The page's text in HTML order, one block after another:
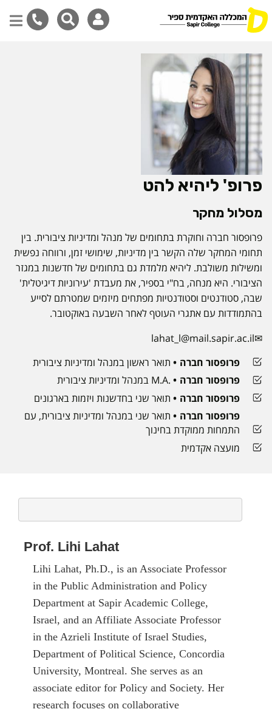
פרופ' ליהיא להט
מסלול מחקר
פרופסור חברה וחוקרת בתחומים של מנהל ומדיניות ציבורית. בין
תחומי המחקר שלה הקשר בין מדיניות, שימושי זמן, ורווחה נפשית
ומשילות משולבת. ליהיא מלמדת גם בתחומים של חדשנות במגזר
הציבורי. היא מנחה, בח"י בספיר, את מעבדת 'עירוניות דיגיטלית'
שבה, סטודנטים וסטודנטיות מפתחים מיזמים שמטרתם לסייע
בהתמודדות עם אתגרי העוטף לאחר השבעה באוקטובר.
lahat_l@mail.sapir.ac.il
פרופסור חברה
תואר ראשון במנהל ומדיניות ציבורית
פרופסור חברה
.M.A במנהל ומדיניות ציבורית
פרופסור חברה
תואר שני בחדשנות ויזמות בארגונים
פרופסור חברה
תואר שני במנהל ומדיניות ציבורית, עם
התמחות ממוקדת בחינוך
מועצה אקדמית